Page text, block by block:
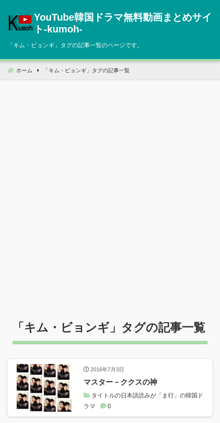
へ
動
YouTube韓国ドラマ無料動画まとめサイ
ト‐kumoh‐
「キム・ビョンギ 」タグの記事一覧のページです。
ホーム 「 キム・ビョンギ 」タグの記事一覧
「キム・ビョンギ 」タグの記事一覧
2016年7月3日
マスター－ククスの神
タイトルの日本語読みが「ま行」の韓国ド
ラマ
0